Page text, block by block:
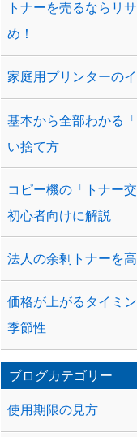
トナーを売るならリ
め！
家庭用プリンターの
基本から全部わかる
い捨て方
コピー機の「トナー
初心者向けに解説
法人の余剰トナーを
価格が上がるタイミ
季節性
ブログカテゴリー
使用期限の見方